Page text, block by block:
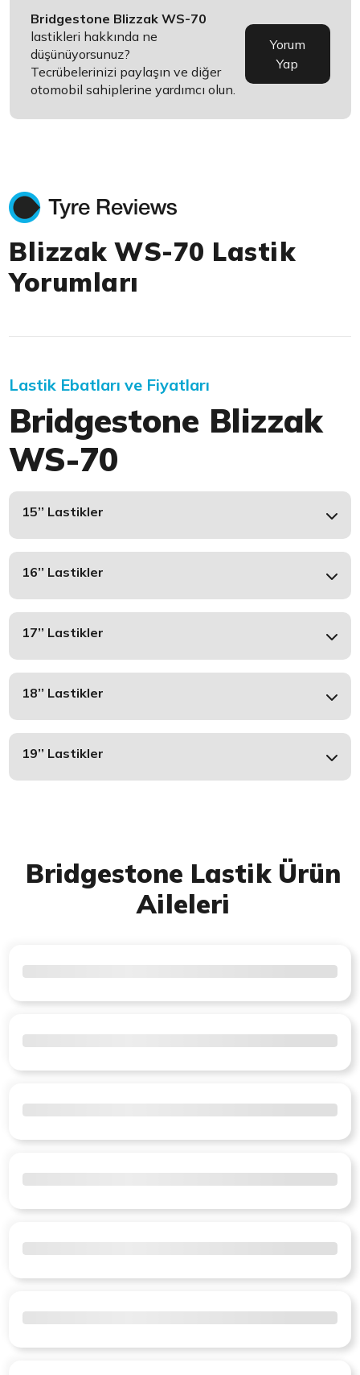
Bridgestone Blizzak WS-70
lastikleri hakkında ne
düşünüyorsunuz?
Tecrübelerinizi paylaşın ve diğer
otomobil sahiplerine yardımcı olun.
Yorum
Yap
Blizzak WS-70 Lastik
Yorumları
Lastik Ebatları ve Fiyatları
Bridgestone Blizzak
WS-70
15’’ Lastikler
16’’ Lastikler
17’’ Lastikler
18’’ Lastikler
19’’ Lastikler
Bridgestone Lastik Ürün
Aileleri